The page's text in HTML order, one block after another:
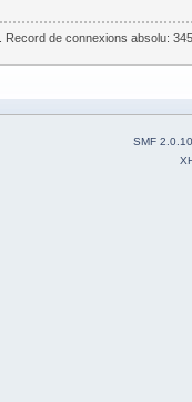
. Record de connexions absolu:
SMF 2.0.10